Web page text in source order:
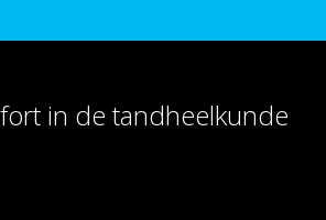
in de tandheelkunde